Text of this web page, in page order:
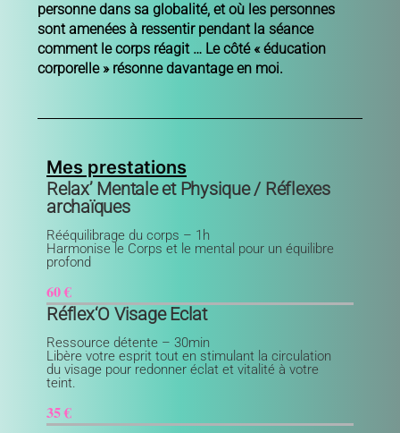
personne dans sa globalité, et où les personnes
sont amenées à ressentir pendant la séance
comment le corps réagit … Le côté « éducation
corporelle » résonne davantage en moi.
Mes prestations
Relax’ Mentale et Physique / Réflexes
archaïques
Rééquilibrage du corps – 1h
Harmonise le Corps et le mental pour un équilibre
profond
60 €
Réflex‘O Visage Eclat
Ressource détente – 30min
Libère votre esprit tout en stimulant la circulation
du visage pour redonner éclat et vitalité à votre
teint.
35 €